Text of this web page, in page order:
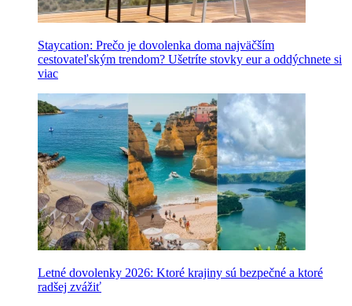
Staycation: Prečo je dovolenka doma najväčším
cestovateľským trendom? Ušetríte stovky eur a oddýchnete si
viac
Letné dovolenky 2026: Ktoré krajiny sú bezpečné a ktoré
radšej zvážiť